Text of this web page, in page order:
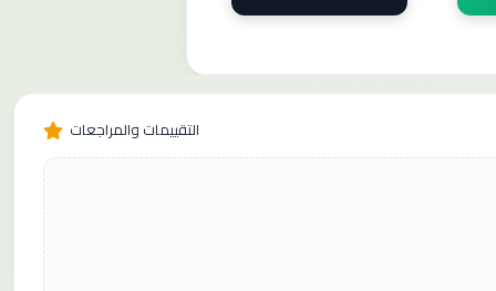
التقييمات والمراجعات